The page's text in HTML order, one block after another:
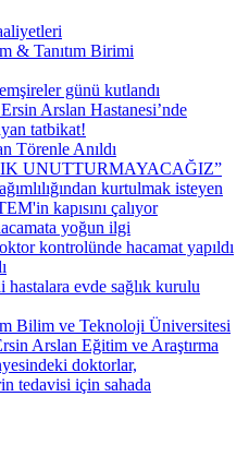
& Tanıtım Birimi
günü kutlandı
Arslan Hastanesi’nde
tatbikat!
Törenle Anıldı
UNUTTURMAYACAĞIZ”
kurtulmak isteyen
kapısını çalıyor
yoğun ilgi
kontrolünde hacamat yapıldı
hastalara evde sağlık kurulu
Bilim ve Teknoloji Üniversitesi
Arslan Eğitim ve Araştırma
doktorlar,
tedavisi için sahada